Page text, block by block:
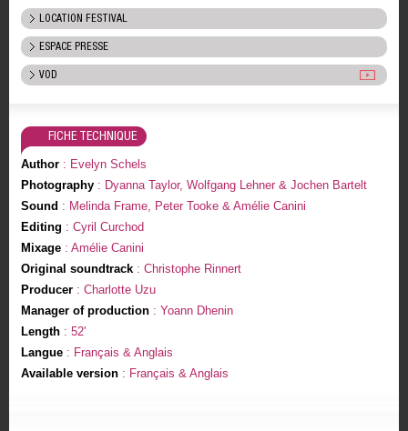
LOCATION FESTIVAL
ESPACE PRESSE
VOD
FICHE TECHNIQUE
Author: Evelyn Schels
Photography: Dyanna Taylor, Wolfgang Lehner & Jochen Bartelt
Sound : Melinda Frame, Peter Tooke & Amélie Canini
Editing : Cyril Curchod
Mixage: Amélie Canini
Original soundtrack: Christophe Rinnert
Producer: Charlotte Uzu
Manager of production: Yoann Dhenin
Length: 52'
Langue: Français & Anglais
Available version: Français & Anglais